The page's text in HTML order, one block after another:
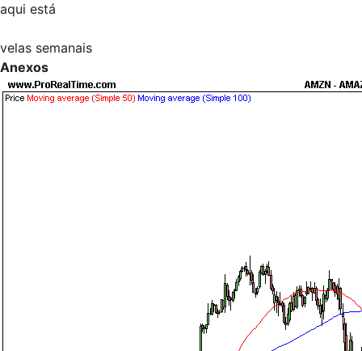
aqui está
velas semanais
Anexos